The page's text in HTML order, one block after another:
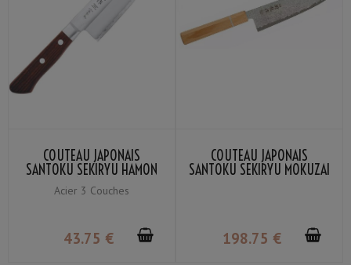
COUTEAU JAPONAIS
SANTOKU SEKIRYU HAMON
SRW100 16.5CM
Acier 3 Couches
43.75 €
COUTEAU JAPONAIS
SANTOKU SEKIRYU MOKUZAI
198.75 €